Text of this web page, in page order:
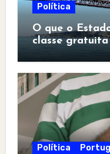
Política
O que o
classe
Política